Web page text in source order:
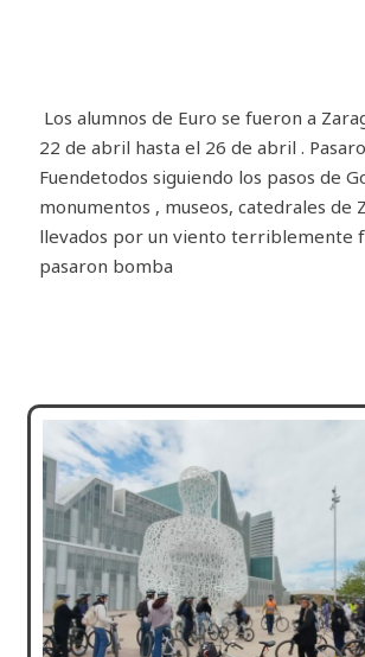
Los alumnos de Euro se fueron a
22 de abril hasta el 26 de abril .
Fuendetodos siguiendo los pasos de
monumentos , museos, catedrales de
llevados por un viento terriblemente
pasaron bomba